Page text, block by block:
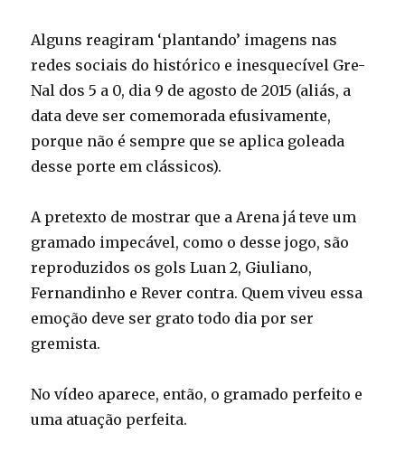
Alguns reagiram ‘plantando’ imagens nas
redes sociais do histórico e inesquecível Gre-
Nal dos 5 a 0, dia 9 de agosto de 2015 (aliás, a
data deve ser comemorada efusivamente,
porque não é sempre que se aplica goleada
desse porte em clássicos).
A pretexto de mostrar que a Arena já teve um
gramado impecável, como o desse jogo, são
reproduzidos os gols Luan 2, Giuliano,
Fernandinho e Rever contra. Quem viveu essa
emoção deve ser grato todo dia por ser
gremista.
No vídeo aparece, então, o gramado perfeito e
uma atuação perfeita.